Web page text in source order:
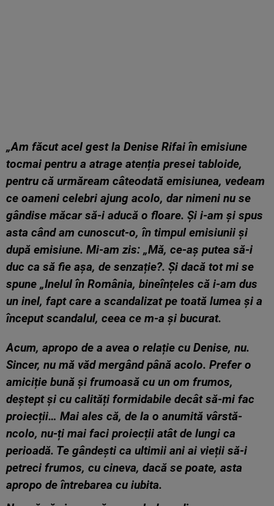
„Am făcut acel gest la Denise Rifai în emisiune
tocmai pentru a atrage atenția presei tabloide,
pentru că urmăream câteodată emisiunea, vedeam
ce oameni celebri ajung acolo, dar nimeni nu se
gândise măcar să-i aducă o floare. Și i-am și spus
asta când am cunoscut-o, în timpul emisiunii și
după emisiune. Mi-am zis: „Mă, ce-aș putea să-i
duc ca să fie așa, de senzație?. Și dacă tot mi se
spune „Inelul în România, bineînțeles că i-am dus
un inel, fapt care a scandalizat pe toată lumea și a
început scandalul, ceea ce m-a și bucurat.
Acum, apropo de a avea o relație cu Denise, nu.
Sincer, nu mă văd mergând până acolo. Prefer o
amiciție bună și frumoasă cu un om frumos,
deștept și cu calități formidabile decât să-mi fac
proiecții… Mai ales că, de la o anumită vârstă-
ncolo, nu-ți mai faci proiecții atât de lungi ca
perioadă. Te gândești ca ultimii ani ai vieții să-i
petreci frumos, cu cineva, dacă se poate, asta
apropo de întrebarea cu iubita.